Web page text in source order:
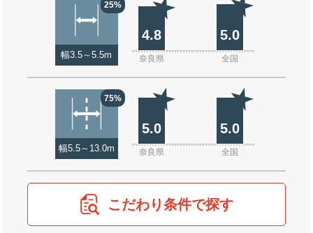
25%
幅3.5～5.5m
4.8 5.0
奈良県 全国
75%
幅5.5～13.0m
5.0 5.0
奈良県 全国
こだわり条件で探す